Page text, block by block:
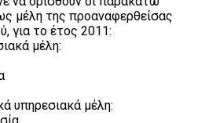
μέλη της προαναφερθείσας
για το έτος 2011:
μέλη:
υπηρεσιακά μέλη: